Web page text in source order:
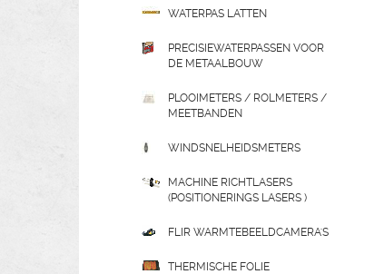
WATERPAS LATTEN
PRECISIEWATERPASSEN VOOR
DE METAALBOUW
PLOOIMETERS / ROLMETERS /
MEETBANDEN
WINDSNELHEIDSMETERS
MACHINE RICHTLASERS
(POSITIONERINGS LASERS )
FLIR WARMTEBEELDCAMERA'S
THERMISCHE FOLIE